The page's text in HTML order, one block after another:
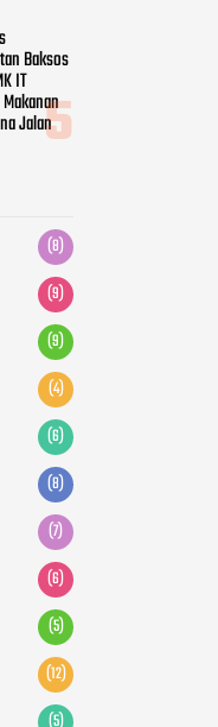
Baksos
IT
Jalan
(8)
(9)
(9)
(4)
(6)
(8)
(7)
(6)
(5)
(12)
(5)